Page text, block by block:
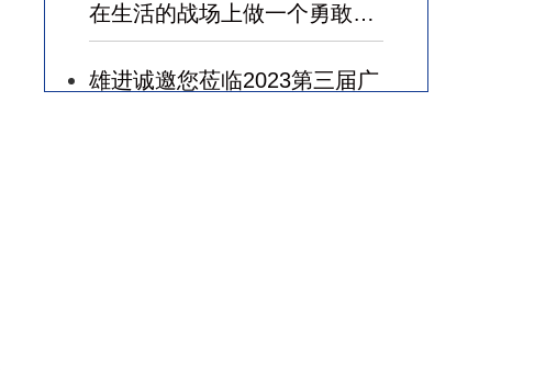
在生活的战场上做一个勇敢的
军人，赢得幸福！
雄进诚邀您莅临2023第三届广